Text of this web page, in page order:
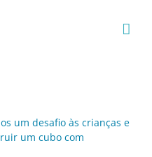
um desafio às crianças e
um cubo com